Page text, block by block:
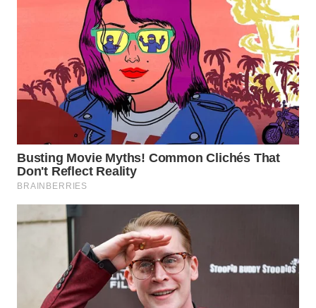
WN
DEPOK
TAPANULI
UTARA
WN
SAMOSIR
PADANG
LAWAS